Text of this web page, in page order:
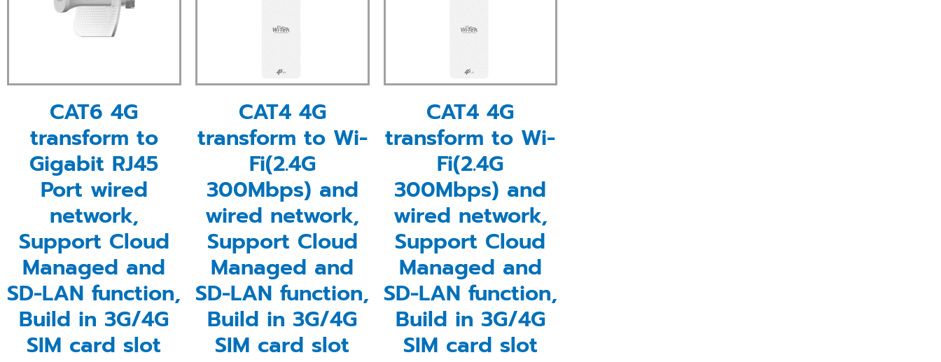
CAT6 4G
transform to
Gigabit RJ45
Port wired
network,
Support Cloud
Managed and
SD-LAN function,
Build in 3G/4G
SIM card slot
CAT4 4G
transform to Wi-
Fi(2.4G
300Mbps) and
wired network,
Support Cloud
Managed and
SD-LAN function,
Build in 3G/4G
SIM card slot
CAT4 4G
transform to Wi-
Fi(2.4G
300Mbps) and
wired network,
Support Cloud
Managed and
SD-LAN function,
Build in 3G/4G
SIM card slot